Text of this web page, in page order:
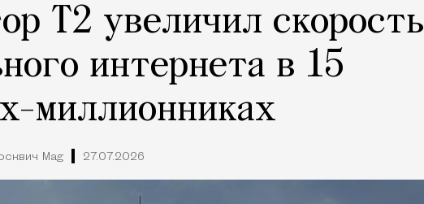
Т2 увеличил скорость
интернета в 15
миллионниках
Mag 27.07.2026